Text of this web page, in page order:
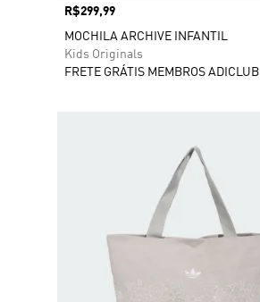
Preço
R$299,99
MOCHILA ARCHIVE INFANTIL
Kids Originals
FRETE GRÁTIS MEMBROS ADICLUB